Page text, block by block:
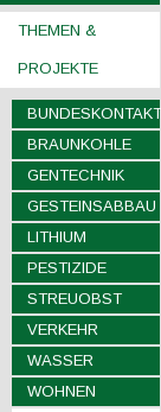
THEMEN &
PROJEKTE
BRAUNKOHLE
GENTECHNIK
GESTEINSABBAU
LITHIUM
PESTIZIDE
STREUOBST
VERKEHR
WASSER
WOHNEN